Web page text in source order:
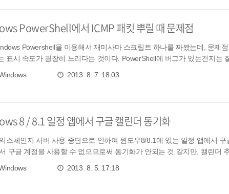
PowerShell에서 ICMP 패킷 뿌릴 때 문제점
Powershell을 이용해서 재미사마 스크립트 하나를 짜봤는데, 문제
표시 속도가 굉장히 느리다는 것이다. PowerShell에 버그가 있는건지는
2013. 8. 7. 18:03
8 / 8.1 일정 앱에서 구글 캘린더 동기화
스체인지 서버 사용 중단으로 인하여 윈도우8/8.1에 있는 일정 앱에서
구글 계정을 사용할 수 없으므로써 동기화가 안되는 것 같지만, 캘린더
2013. 8. 5. 17:18